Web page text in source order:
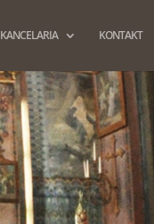
KANCELARIA KONTAKT